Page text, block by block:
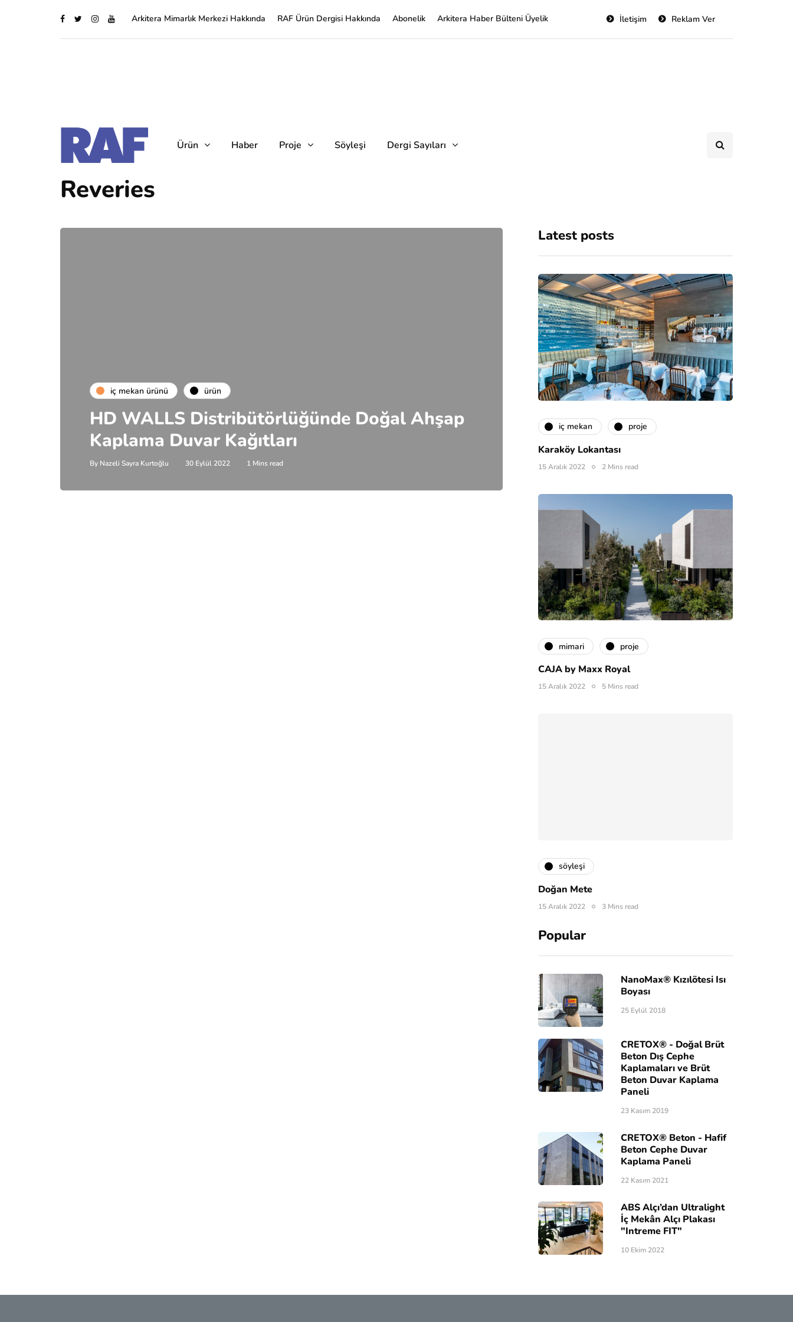
Arkitera Mimarlık Merkezi Hakkında RAF Ürün Dergisi Hakkında Abonelik Arkitera Haber Bülteni Üyelik Reklam Ver
İletişim
Ürün Haber Proje Söyleşi Dergi Sayıları
Reveries
i̇ç mekan ürünü ürün
HD WALLS Distribütörlüğünde Doğal Ahşap
Kaplama Duvar Kağıtları
By Nazeli Sayra Kurtoğlu 30 Eylül 2022 1 Mins read
Latest posts
i̇ç mekan proje
Karaköy Lokantası
15 Aralık 2022 2 Mins read
mimari proje
CAJA by Maxx Royal
15 Aralık 2022 5 Mins read
söyleşi
Doğan Mete
15 Aralık 2022 3 Mins read
Popular
NanoMax® Kızılötesi Isı
Boyası
25 Eylül 2018
CRETOX® - Doğal Brüt
Beton Dış Cephe
Kaplamaları ve Brüt
Beton Duvar Kaplama
Paneli
23 Kasım 2019
CRETOX® Beton - Hafif
Beton Cephe Duvar
Kaplama Paneli
22 Kasım 2021
ABS Alçı’dan Ultralight
İç Mekân Alçı Plakası
"Intreme FIT"
10 Ekim 2022